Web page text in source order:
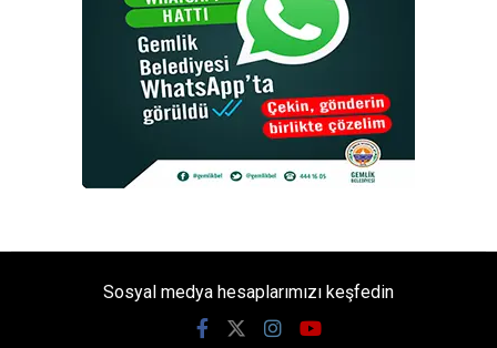
Sosyal medya hesaplarımızı keşfedin